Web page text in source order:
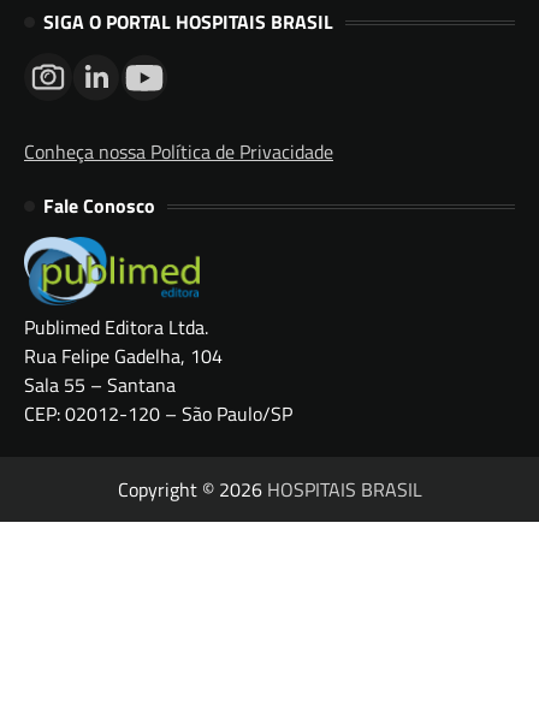
SIGA O PORTAL HOSPITAIS BRASIL
Conheça nossa Política de Privacidade
Fale Conosco
Publimed Editora Ltda.
Rua Felipe Gadelha, 104
Sala 55 – Santana
CEP: 02012-120 – São Paulo/SP
Copyright © 2026 HOSPITAIS BRASIL